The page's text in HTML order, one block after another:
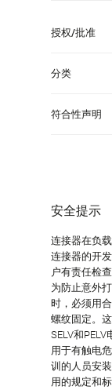
授权/批准
分类
符合性声明
安全提示
连接器在负
连接器的开
户有责任检
为防止意外
时，必须用
螺纹固定。
SELV和PELV
用于有触电
训的人员安
用的规定和标